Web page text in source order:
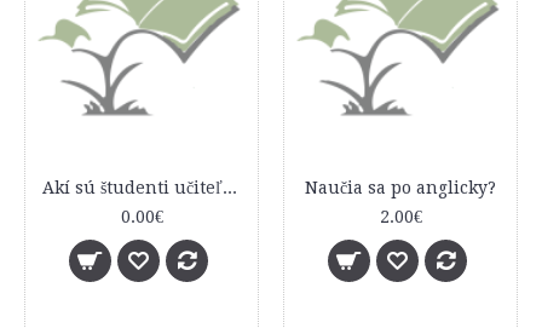
Akí sú študenti učiteľstva na začiatku svojej kariéry?
0.00€
Naučia sa po anglicky?
2.00€